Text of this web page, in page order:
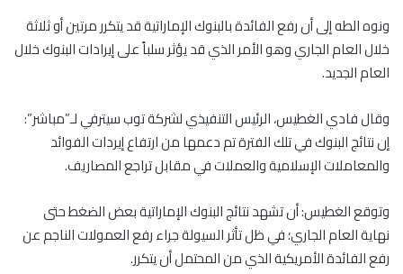
ونوه الطه إلى أن رفع الفائدة بالبنوك الإماراتية قد يتكرر مرتين أو ثلاثة
خلال العام الجاري وهو الأمر الذي قد يؤثر سلباً على إيرادات البنوك خلال
العام الجديد.
وقال فادي الغطيس، الرئيس التنفيذي لشركة توب سيترفي لـ”مباشر”:
إن نتائج البنوك في تلك الفترة تم دعمها من ارتفاع إيردات الفوائد
والمعاملات الإسلامية والعملات في مقابل تراجع المصاريف.
وتوقع الغطيس: أن تشهد نتائج البنوك الإماراتية بعض الضغط حتى
نهاية العام الجاري؛ في ظل تأثر السيولة جراء رفع العمولات الناجم عن
رفع الفائدة الأمريكية الذي من المحتمل أن يتكرر.